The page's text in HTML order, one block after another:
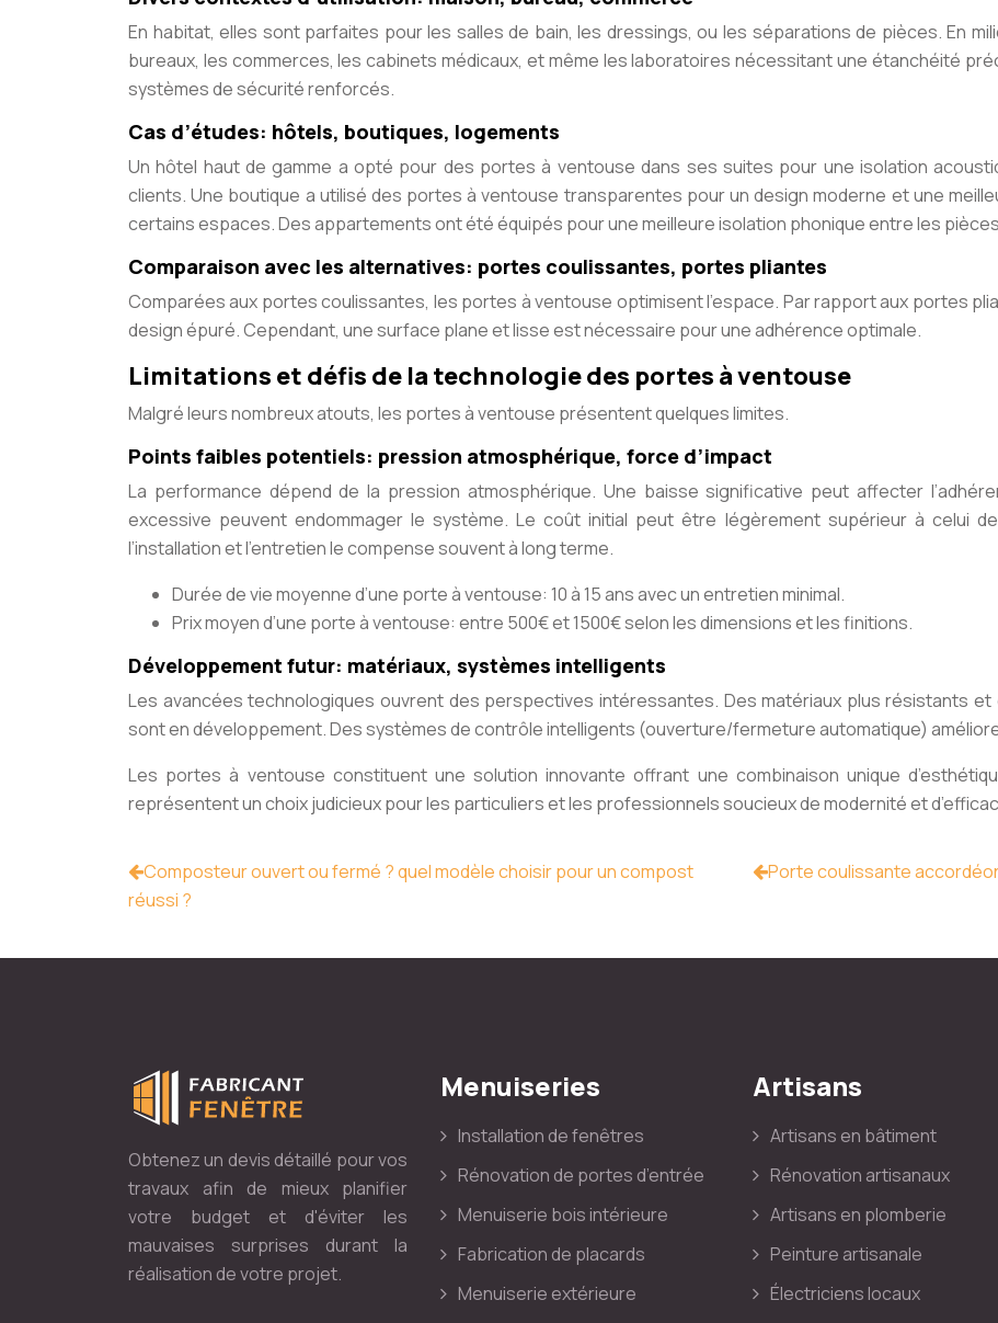
En habitat, elles sont parfaites pour les salles de bain, les dressings, ou les séparations de pièces. En
bureaux, les commerces, les cabinets médicaux, et même les laboratoires nécessitant une étanchéité
systèmes de sécurité renforcés.
Cas d’études: hôtels, boutiques, logements
Un hôtel haut de gamme a opté pour des portes à ventouse dans ses suites pour une isolation
clients. Une boutique a utilisé des portes à ventouse transparentes pour un design moderne et une
certains espaces. Des appartements ont été équipés pour une meilleure isolation phonique entre les
Comparaison avec les alternatives: portes coulissantes, portes pliantes
Comparées aux portes coulissantes, les portes à ventouse optimisent l’espace. Par rapport aux portes
design épuré. Cependant, une surface plane et lisse est nécessaire pour une adhérence optimale.
Limitations et défis de la technologie des portes à ventouse
Malgré leurs nombreux atouts, les portes à ventouse présentent quelques limites.
Points faibles potentiels: pression atmosphérique, force d’impact
La performance dépend de la pression atmosphérique. Une baisse significative peut affecter
excessive peuvent endommager le système. Le coût initial peut être légèrement supérieur à celui
l’installation et l’entretien le compense souvent à long terme.
Durée de vie moyenne d’une porte à ventouse: 10 à 15 ans avec un entretien minimal.
Prix moyen d’une porte à ventouse: entre 500€ et 1500€ selon les dimensions et les finitions.
Développement futur: matériaux, systèmes intelligents
Les avancées technologiques ouvrent des perspectives intéressantes. Des matériaux plus résistants
sont en développement. Des systèmes de contrôle intelligents (ouverture/fermeture automatique)
Les portes à ventouse constituent une solution innovante offrant une combinaison unique
représentent un choix judicieux pour les particuliers et les professionnels soucieux de modernité et
Composteur ouvert ou fermé ? quel modèle choisir pour un compost
réussi ?
Porte coulissante
Obtenez un devis détaillé pour vos
travaux afin de mieux planifier
votre budget et d'éviter les
mauvaises surprises durant la
réalisation de votre projet.
Menuiseries
Installation de fenêtres
Rénovation de portes d’entrée
Menuiserie bois intérieure
Fabrication de placards
Menuiserie extérieure
Artisans
Artisans en bâtiment
Rénovation artisanaux
Artisans en plomberie
Peinture artisanale
Électriciens locaux